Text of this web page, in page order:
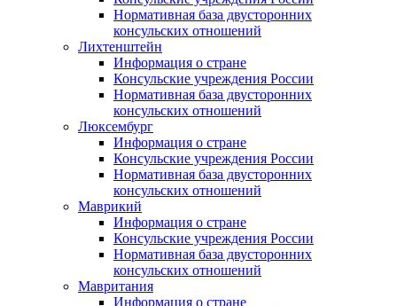
Нормативная база двусторонних
консульских отношений
Лихтенштейн
Информация о стране
Консульские учреждения России
Нормативная база двусторонних
консульских отношений
Люксембург
Информация о стране
Консульские учреждения России
Нормативная база двусторонних
консульских отношений
Маврикий
Информация о стране
Консульские учреждения России
Нормативная база двусторонних
консульских отношений
Мавритания
Информация о стране